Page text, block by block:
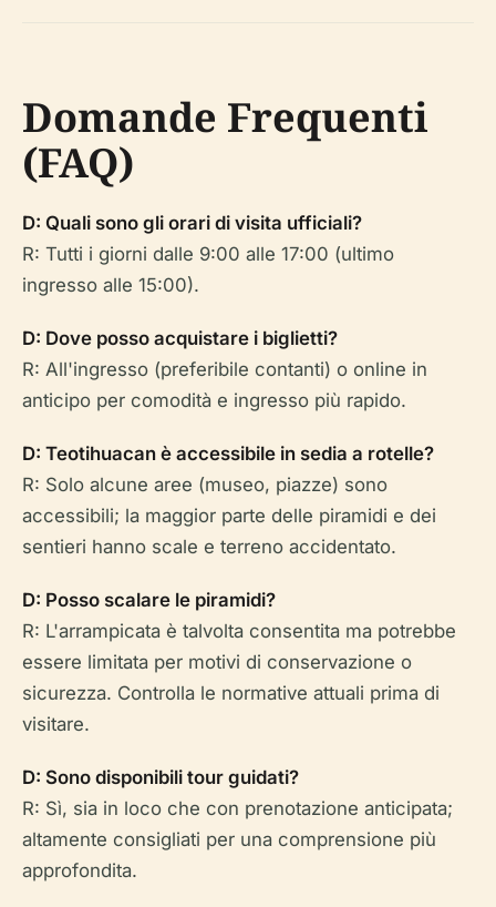
Domande Frequenti
(FAQ)
D: Quali sono gli orari di visita ufficiali?
R: Tutti i giorni dalle 9:00 alle 17:00 (ultimo
ingresso alle 15:00).
D: Dove posso acquistare i biglietti?
R: All'ingresso (preferibile contanti) o online in
anticipo per comodità e ingresso più rapido.
D: Teotihuacan è accessibile in sedia a rotelle?
R: Solo alcune aree (museo, piazze) sono
accessibili; la maggior parte delle piramidi e dei
sentieri hanno scale e terreno accidentato.
D: Posso scalare le piramidi?
R: L'arrampicata è talvolta consentita ma potrebbe
essere limitata per motivi di conservazione o
sicurezza. Controlla le normative attuali prima di
visitare.
D: Sono disponibili tour guidati?
R: Sì, sia in loco che con prenotazione anticipata;
altamente consigliati per una comprensione più
approfondita.